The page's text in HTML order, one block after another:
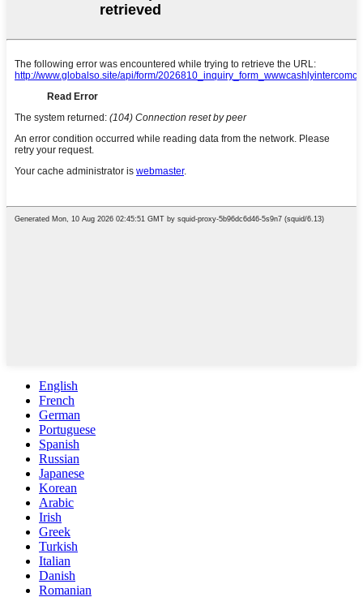
English
French
German
Portuguese
Spanish
Russian
Japanese
Korean
Arabic
Irish
Greek
Turkish
Italian
Danish
Romanian